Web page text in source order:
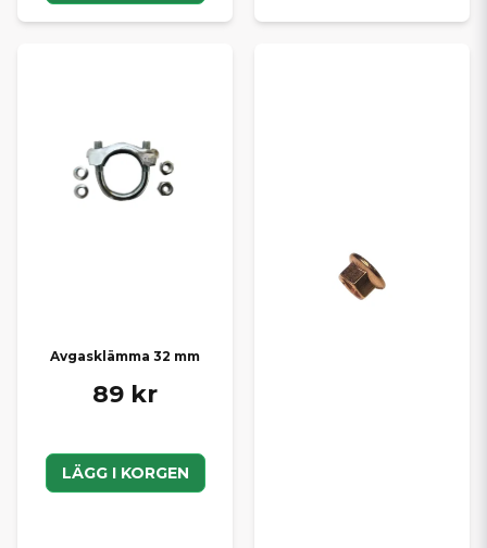
Avgasklämma 32 mm
89 kr
LÄGG I KORGEN